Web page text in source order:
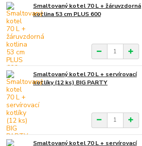
Smaltovaný kotel 70 L + žáruvzdorná
kotlina 53 cm PLUS 600
Smaltovaný kotel 70 L + servírovací
kotlíky (12 ks) BIG PARTY
Smaltovaný kotel 70 L + servírovací